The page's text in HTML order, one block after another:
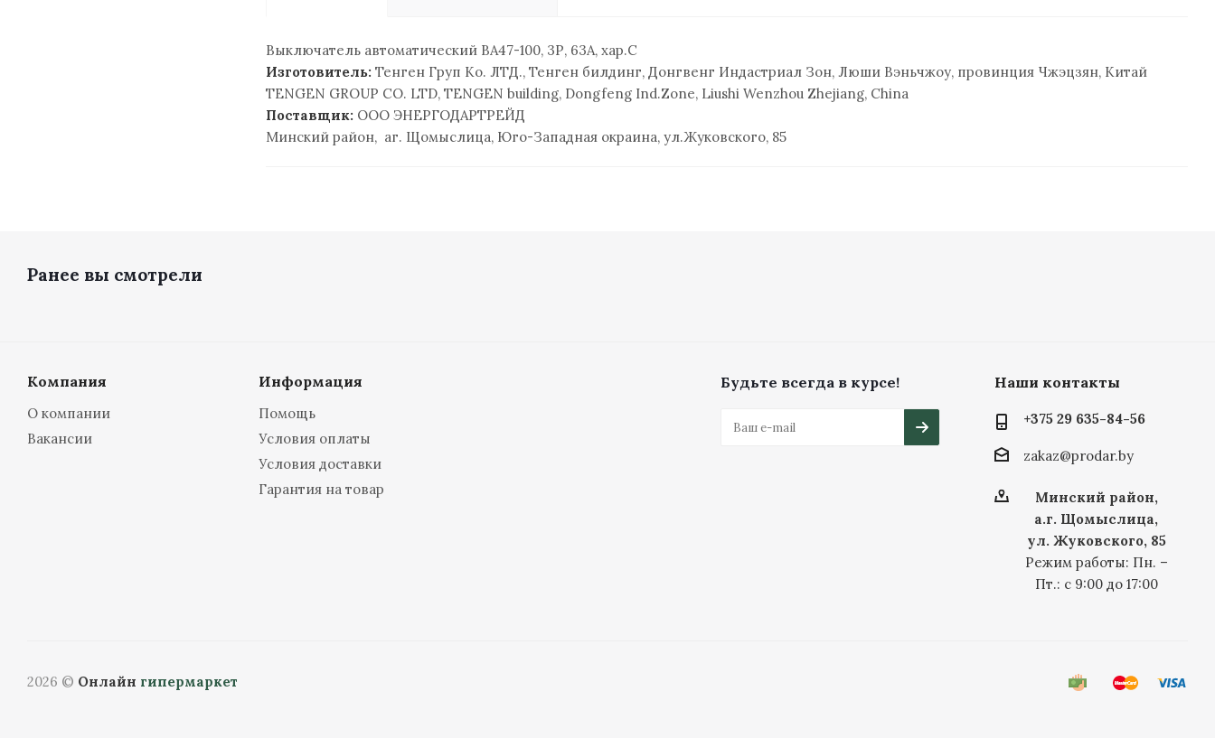
Выключатель автоматический ВА47-100, 3Р, 63А, хар.С
Изготовитель: Тенген Груп Ко. ЛТД., Тенген билдинг, Донгвенг Индастриал Зон, Люши Вэньчжоу, провинция Чжэцзян, Китай
TENGEN GROUP CO. LTD, TENGEN building, Dongfeng Ind.Zone, Liushi Wenzhou Zhejiang, China
Поставщик: ООО ЭНЕРГОДАРТРЕЙД
Минский район, аг. Щомыслица, Юго-Западная окраина, ул.Жуковского, 85
Ранее вы смотрели
Компания
О компании
Вакансии
Информация
Помощь
Условия оплаты
Условия доставки
Гарантия на товар
Будьте всегда в курсе! Наши контакты
+375 29 635-84-56
zakaz@prodar.by
Минский район,
а.г. Щомыслица,
ул. Жуковского, 85
Режим работы: Пн. –
Пт.: с 9:00 до 17:00
2026 © Онлайн гипермаркет